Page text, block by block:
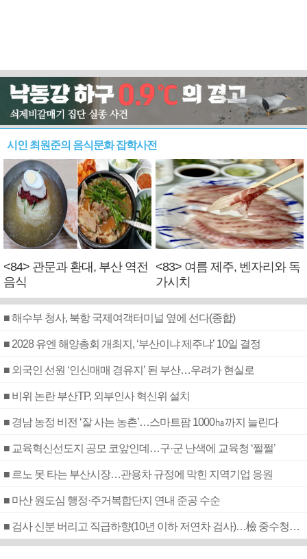
시인 최원준의 음식문화 잡학사전
<84> 관문과 환대, 부산 역전
음식
<83> 여름 제주, 벤자리와 독
가시치
■ 해수부 청사, 북항 국제여객터미널 옆에 선다(종합)
■ 2028 유엔 해양총회 개최지, ‘부산이냐 제주냐’ 10일 결정
■ 외국인 선원 ‘인신매매 경유지’ 된 부산…우려가 현실로
■ 비위 논란 부산TP, 외부인사 혁신위 설치
■ 경남 농정 비전 ‘잘 사는 농촌’…스마트팜 1000㏊까지 늘린다
■ 교육혁신선도지 공모 코앞인데…구·군 난색에 교육청 ‘쩔쩔’
■ 르노 못 타는 부산시장…관용차 규정에 막힌 지역기업 응원
■ 마산 원도심 행정·주거복합단지 연내 준공 수순
■ 검사 신분 버리고 직급하향(10년 이하 저연차 검사)…檢 중수청행 기피